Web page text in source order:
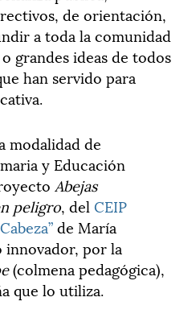
de orientación,
a toda la comunidad
grandes ideas de todos
han servido para
modalidad de
y Educación
Abejas
peligro, del CEIP
de María
por la
(colmena pedagógica),
que lo utiliza.